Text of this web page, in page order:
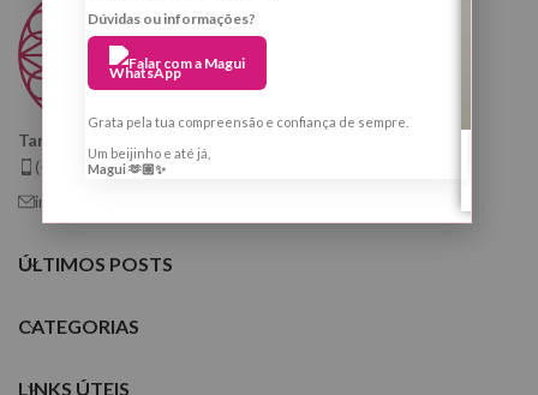
Taróloga, Cartomante e Quiróloga
(+351) 925 799 410
info@tarologamargaridafernandes.com
ÚLTIMOS POSTS
CATEGORIAS
LINKS ÚTEIS
Dúvidas ou informações?
Falar com a Magui
Grata pela tua compreensão e confiança de sempre.
Um beijinho e até já,
Magui 🫶🏼✨